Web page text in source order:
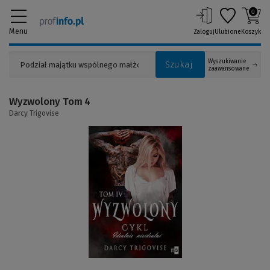
Menu
Szukaj
Wyszukiwanie
zaawansowane
ZalogujUlubione
0
Koszyk
Wyzwolony Tom 4
Darcy Trigovise